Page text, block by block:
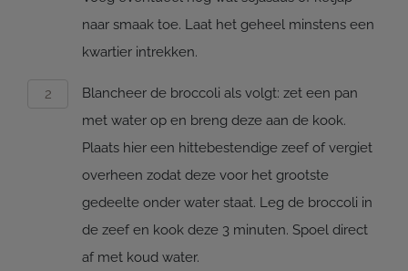
naar smaak toe. Laat het geheel minstens een
kwartier intrekken.
Blancheer de broccoli als volgt: zet een pan
met water op en breng deze aan de kook.
Plaats hier een hittebestendige zeef of vergiet
overheen zodat deze voor het grootste
gedeelte onder water staat. Leg de broccoli in
de zeef en kook deze 3 minuten. Spoel direct
af met koud water.